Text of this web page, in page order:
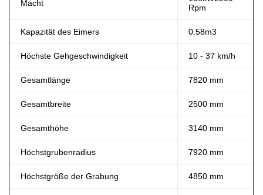
Macht
Rpm
Kapazität des Eimers 0.58m3
Höchste Gehgeschwindigkeit 10 - 37 km/h
Gesamtlänge 7820 mm
Gesamtbreite 2500 mm
Gesamthöhe 3140 mm
Höchstgrubenradius 7920 mm
Höchstgröße der Grabung 4850 mm